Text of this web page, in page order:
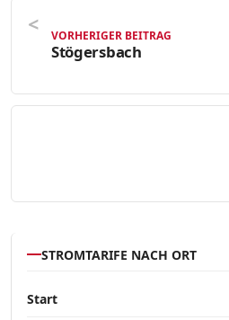
VORHERIGER BEITRAG
Stögersbach
STROMTARIFE NACH ORT
Start